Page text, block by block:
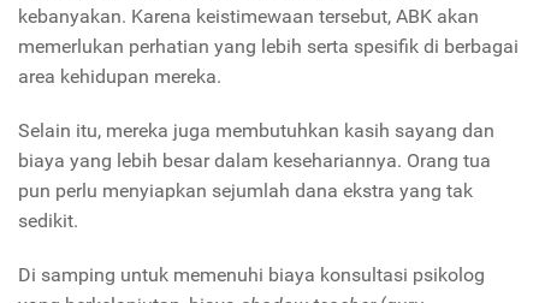
kebanyakan. Karena keistimewaan tersebut, ABK akan
memerlukan perhatian yang lebih serta spesifik di berbagai
area kehidupan mereka.
Selain itu, mereka juga membutuhkan kasih sayang dan
biaya yang lebih besar dalam kesehariannya. Orang tua
pun perlu menyiapkan sejumlah dana ekstra yang tak
sedikit.
Di samping untuk memenuhi biaya konsultasi psikolog